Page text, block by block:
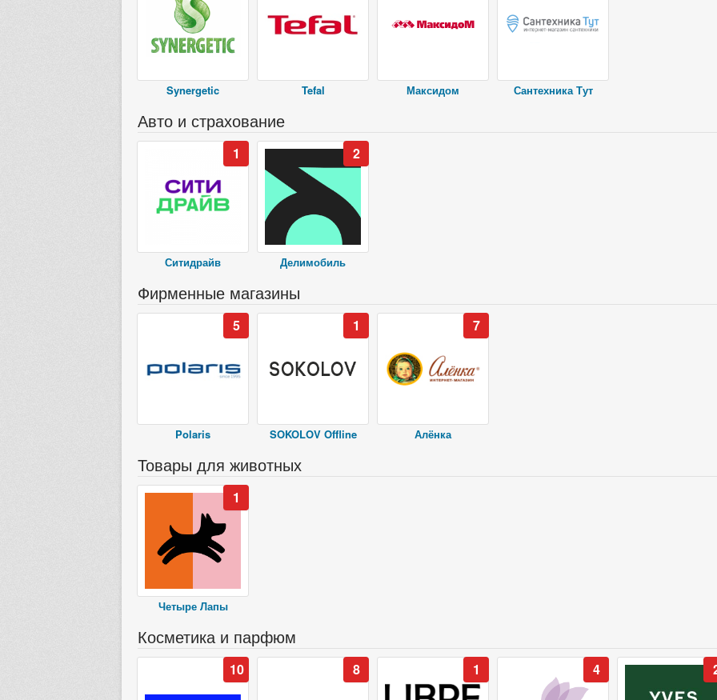
Synergetic Tefal Максидом Сантехника Тут
Авто и страхование
1
Ситидрайв
2
Делимобиль
Фирменные магазины
5
Polaris
1
SOKOLOV Offline
7
Алёнка
Товары для животных
1
Четыре Лапы
Косметика и парфюм
10 8 1 4